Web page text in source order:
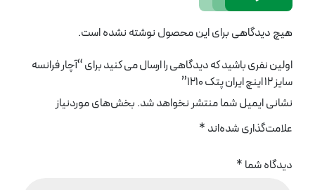
هیچ دیدگاهی برای این محصول نوشته نشده است.
اولین نفری باشید که دیدگاهی را ارسال می کنید برای “آچار فرانسه
سایز 12 اینچ ایران پتک 1210”
نشانی ایمیل شما منتشر نخواهد شد. بخش‌های موردنیاز
علامت‌گذاری شده‌اند *
دیدگاه شما *